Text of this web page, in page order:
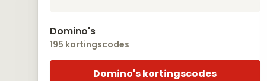
Domino's
195 kortingscodes
Domino's kortingscodes